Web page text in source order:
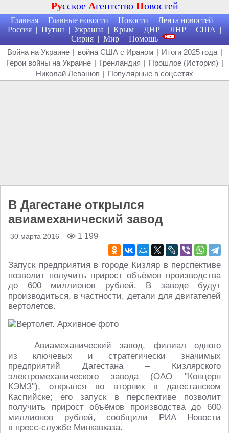
Русское Агентство Новостей
Главная | Главные новости | Новости | Лента новостей |
Россия | Путин | Украина | Крым | ДНР | ЛНР | США |
Сирия | Мир | Помощь
Война на Украине | война США с Ираном | Итоги 2025 года |
Герои войны на Украине | Гренландия | Прошлое (История) |
Николай Левашов | Популярные в соцсетях
В Дагестане открылся
авиамеханический завод
30 марта 2016 1 199
Запуск предприятия в городе Кизляр в перспективе
позволит получить прирост объёмов производства
до 600 миллионов рублей. В заводе будут
производиться, в частности, детали для двигателей
вертолетов.
Авиамеханический завод, филиал одного
из ключевых и стратегически значимых
предприятий Дагестана – Кизлярского
электромеханического завода (ОАО "Концерн
КЭМЗ"), открылся во вторник в дагестанском
Каспийске; его запуск в перспективе позволит
получить прирост объёмов производства до 600
миллионов рублей, сообщили РИА Новости
в пресс-службе Минкавказа.